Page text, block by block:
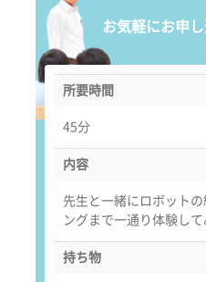
お気軽にお申
所要時間
45分
内容
先生と一緒にロボット
ングまで一通り体験して
持ち物